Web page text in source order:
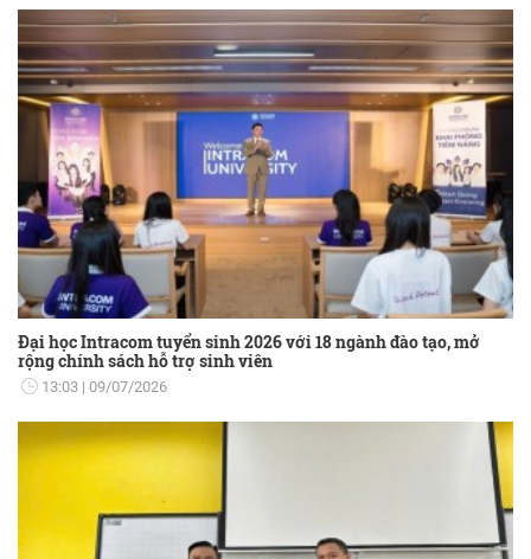
Đại học Intracom tuyển sinh 2026 với 18 ngành đào tạo, mở
rộng chính sách hỗ trợ sinh viên
13:03 09/07/2026